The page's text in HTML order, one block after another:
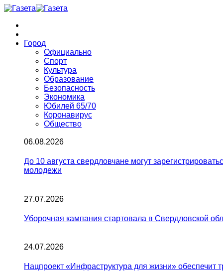
Город
Официально
Спорт
Культура
Образование
Безопасность
Экономика
Юбилей 65/70
Коронавирус
Общество
06.08.2026
До 10 августа свердловчане могут
молодежи
27.07.2026
Уборочная кампания стартовала в Свердловской
24.07.2026
Нацпроект «Инфраструктура для жизни» обеспечит